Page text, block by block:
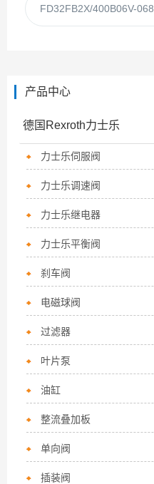
产品中心
德国Rexroth力士乐
力士乐伺服阀
力士乐调速阀
力士乐继电器
力士乐平衡阀
刹车阀
电磁球阀
过滤器
叶片泵
油缸
整流叠加板
单向阀
插装阀